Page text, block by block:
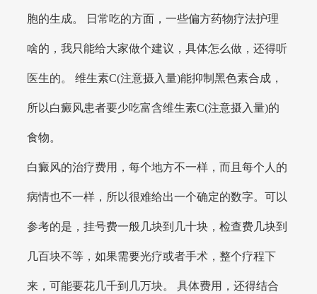
胞的生成。 日常吃的方面，一些偏方药物疗法护理
啥的，我只能给大家做个建议，具体怎么做，还得听
医生的。 维生素C(注意摄入量)能抑制黑色素合成，
所以白癜风患者要少吃富含维生素C(注意摄入量)的
食物。
白癜风的治疗费用，每个地方不一样，而且每个人的
病情也不一样，所以很难给出一个确定的数字。可以
参考的是，挂号费一般几块到几十块，检查费几块到
几百块不等，如果需要光疗或者手术，整个疗程下
来，可能要花几千到几万块。 具体费用，还得结合